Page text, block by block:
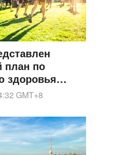
план по
здоровья
GMT+8